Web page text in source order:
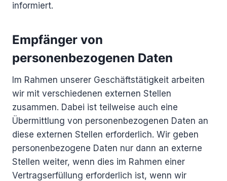
informiert.
Empfänger von
personenbezogenen Daten
Im Rahmen unserer Geschäftstätigkeit arbeiten
wir mit verschiedenen externen Stellen
zusammen. Dabei ist teilweise auch eine
Übermittlung von personenbezogenen Daten an
diese externen Stellen erforderlich. Wir geben
personenbezogene Daten nur dann an externe
Stellen weiter, wenn dies im Rahmen einer
Vertragserfüllung erforderlich ist, wenn wir